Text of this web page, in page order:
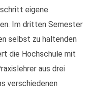
eigene
Im dritten Semester
selbst zu haltenden
die Hochschule mit
aus drei
verschiedenen